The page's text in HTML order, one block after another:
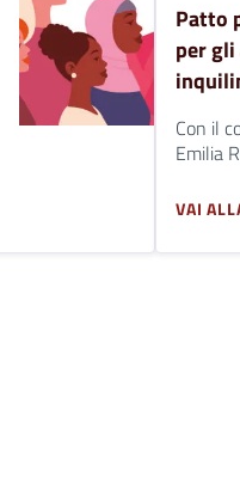
Patto
per
Con il
Emilia
VAI